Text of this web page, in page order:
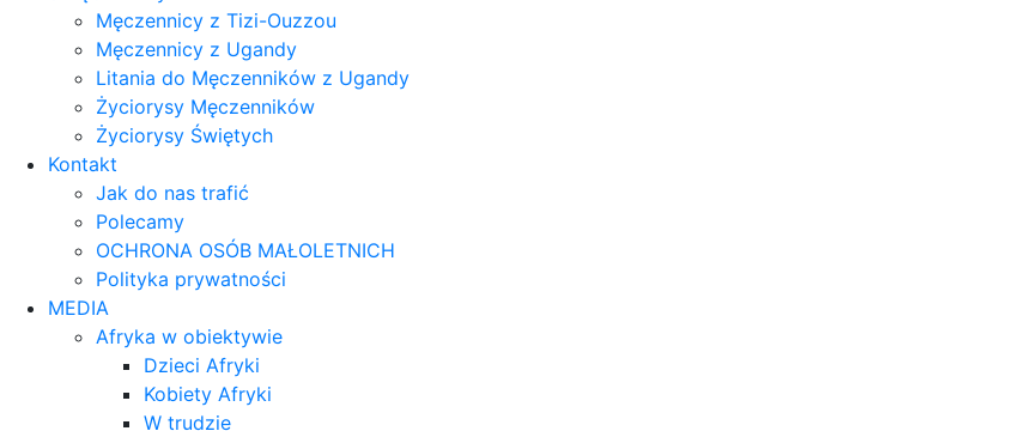
Męczennicy z Tizi-Ouzzou
Męczennicy z Ugandy
Litania do Męczenników z Ugandy
Życiorysy Męczenników
Życiorysy Świętych
Kontakt
Jak do nas trafić
Polecamy
OCHRONA OSÓB MAŁOLETNICH
Polityka prywatności
MEDIA
Afryka w obiektywie
Dzieci Afryki
Kobiety Afryki
W trudzie